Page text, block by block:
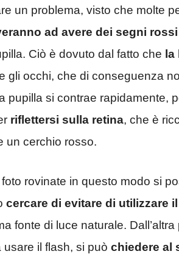
un problema, visto che molte
ad avere dei segni rossi
Ciò è dovuto dal fatto che
gli occhi, che di conseguenza
pupilla si contrae rapidamente,
riflettersi sulla retina, che è
un cerchio rosso.
rovinate in questo modo si
cercare di evitare di utilizzare
fonte di luce naturale.
il flash, si può chiedere al